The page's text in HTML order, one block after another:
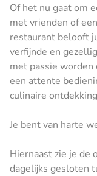
Of het nu gaat om
met vrienden of
restaurant belooft
verfijnde en
met passie
een attente
culinaire
Je bent van harte
Hiernaast zie je de
dagelijks gesloten